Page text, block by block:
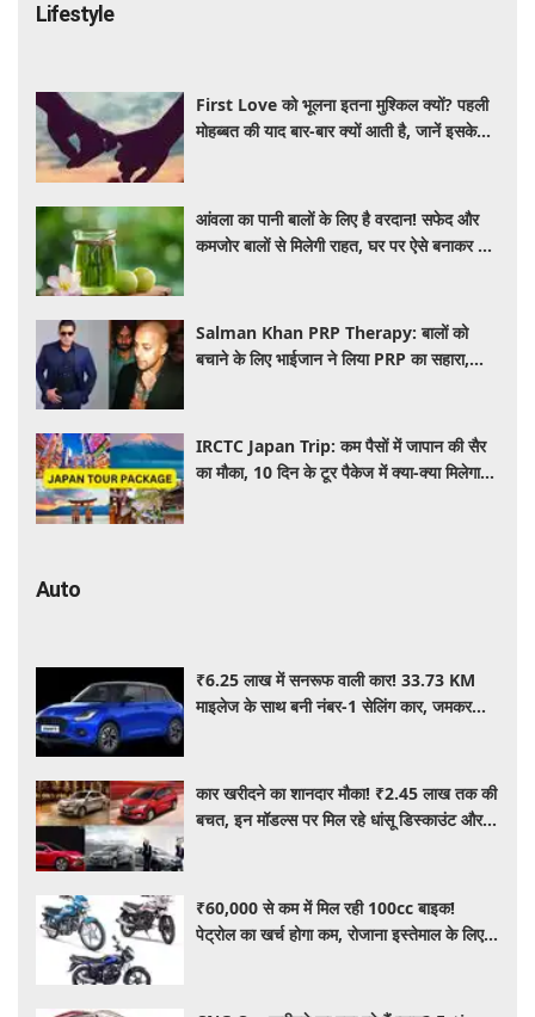
Lifestyle
First Love को भूलना इतना मुश्किल क्यों? पहली
मोहब्बत की याद बार-बार क्यों आती है, जानें इसके
आंवला का पानी बालों के लिए है वरदान! सफेद और
कमजोर बालों से मिलेगी राहत, घर पर ऐसे बनाकर करें
Salman Khan PRP Therapy: बालों को
बचाने के लिए भाईजान ने लिया PRP का सहारा,
IRCTC Japan Trip: कम पैसों में जापान की सैर
का मौका, 10 दिन के टूर पैकेज में क्या-क्या मिलेगा?
Auto
₹6.25 लाख में सनरूफ वाली कार! 33.73 KM
माइलेज के साथ बनी नंबर-1 सेलिंग कार, जमकर
कार खरीदने का शानदार मौका! ₹2.45 लाख तक की
बचत, इन मॉडल्स पर मिल रहे धांसू डिस्काउंट और
₹60,000 से कम में मिल रही 100cc बाइक!
पेट्रोल का खर्च होगा कम, रोजाना इस्तेमाल के लिए है